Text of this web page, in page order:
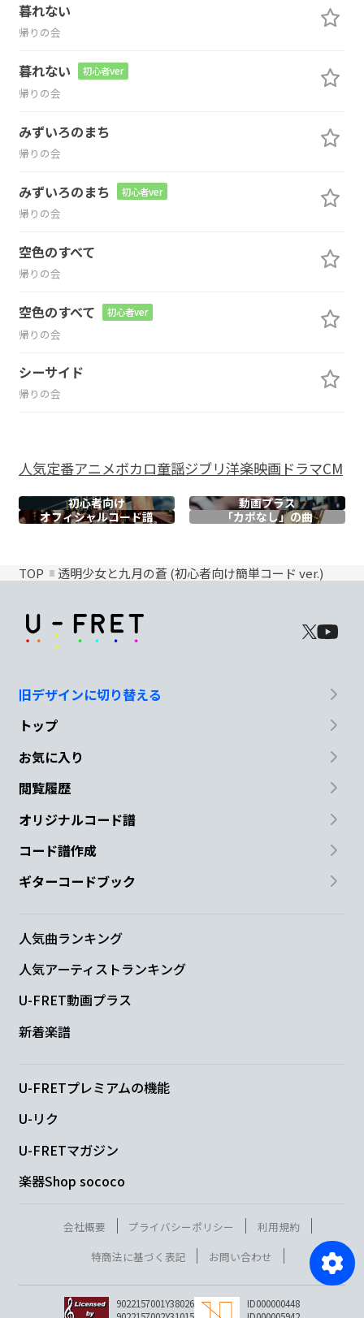
暮れない
帰りの会
暮れない 初心者ver
帰りの会
みずいろのまち
帰りの会
みずいろのまち 初心者ver
帰りの会
空色のすべて
帰りの会
空色のすべて 初心者ver
帰りの会
シーサイド
帰りの会
人気定番アニメボカロ童謡ジブリ洋楽映画ドラマCM
初心者向け
動画プラス
オフィシャルコード譜 「カポなし」の曲
TOP 透明少女と九月の蒼 (初心者向け簡単コード ver.)
旧デザインに切り替える
トップ
お気に入り
閲覧履歴
オリジナルコード譜
コード譜作成
ギターコードブック
人気曲ランキング
人気アーティストランキング
U-FRET動画プラス
新着楽譜
U-FRETプレミアムの機能
U-リク
U-FRETマガジン
楽器Shop sococo
会社概要 プライバシーポリシー
利用規約
特商法に基づく表記
お問い合わせ
9022157001Y38026
ID000000448